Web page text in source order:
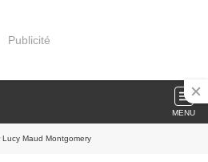
Publicité
MENU
Maud Montgomery